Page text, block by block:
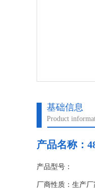
基础信息
Product
产品名称：
产品型号：
厂商性质：生产厂